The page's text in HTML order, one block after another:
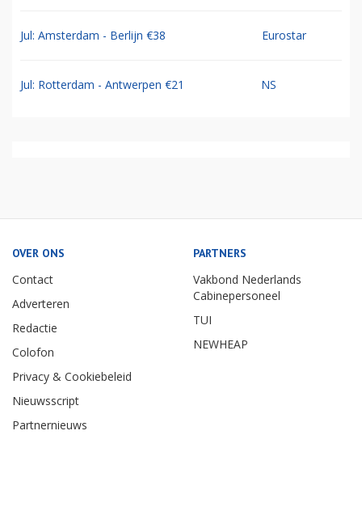
Jul: Amsterdam - Berlijn €38 Eurostar
Jul: Rotterdam - Antwerpen €21 NS
OVER ONS
Contact
Adverteren
Redactie
Colofon
Privacy & Cookiebeleid
Nieuwsscript
Partnernieuws
PARTNERS
Vakbond Nederlands
Cabinepersoneel
TUI
NEWHEAP